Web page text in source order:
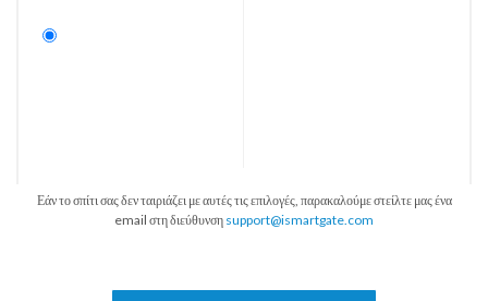
Εάν το σπίτι σας δεν ταιριάζει με αυτές τις επιλογές, παρακαλούμε στείλτε μας ένα
email στη διεύθυνση support@ismartgate.com